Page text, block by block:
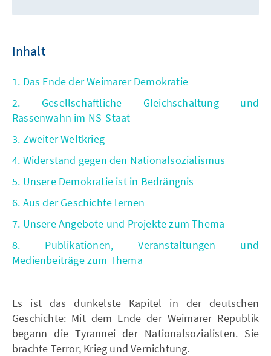
Inhalt
1. Das Ende der Weimarer Demokratie
2. Gesellschaftliche Gleichschaltung und
Rassenwahn im NS-Staat
3. Zweiter Weltkrieg
4. Widerstand gegen den Nationalsozialismus
5. Unsere Demokratie ist in Bedrängnis
6. Aus der Geschichte lernen
7. Unsere Angebote und Projekte zum Thema
8. Publikationen, Veranstaltungen und
Medienbeiträge zum Thema
Es ist das dunkelste Kapitel in der deutschen
Geschichte: Mit dem Ende der Weimarer Republik
begann die Tyrannei der Nationalsozialisten. Sie
brachte Terror, Krieg und Vernichtung.